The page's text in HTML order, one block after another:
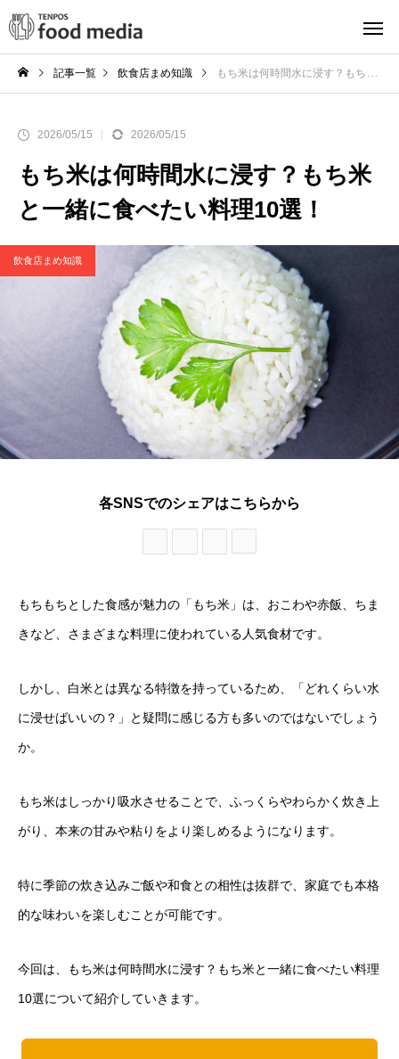
記事一覧 飲食店まめ知識 もち米は何時間水に浸す？もち米と一緒に食べたい料理10選！
2026/05/15 2026/05/15
もち米は何時間水に浸す？もち米
と一緒に食べたい料理10選！
飲食店まめ知識
各SNSでのシェアはこちらから
もちもちとした食感が魅力の「もち米」は、おこわや赤飯、ちま
きなど、さまざまな料理に使われている人気食材です。
しかし、白米とは異なる特徴を持っているため、「どれくらい水
に浸せばいいの？」と疑問に感じる方も多いのではないでしょう
か。
もち米はしっかり吸水させることで、ふっくらやわらかく炊き上
がり、本来の甘みや粘りをより楽しめるようになります。
特に季節の炊き込みご飯や和食との相性は抜群で、家庭でも本格
的な味わいを楽しむことが可能です。
今回は、もち米は何時間水に浸す？もち米と一緒に食べたい料理
10選について紹介していきます。